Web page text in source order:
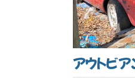
アウトビ